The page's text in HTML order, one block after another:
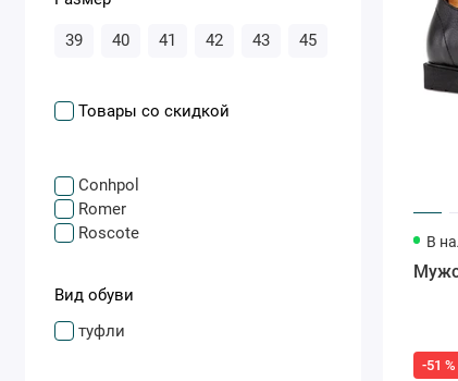
39 40 41 42 43 45
Товары со скидкой
Conhpol
Romer
Roscote
Вид обуви
туфли
В
-51 %